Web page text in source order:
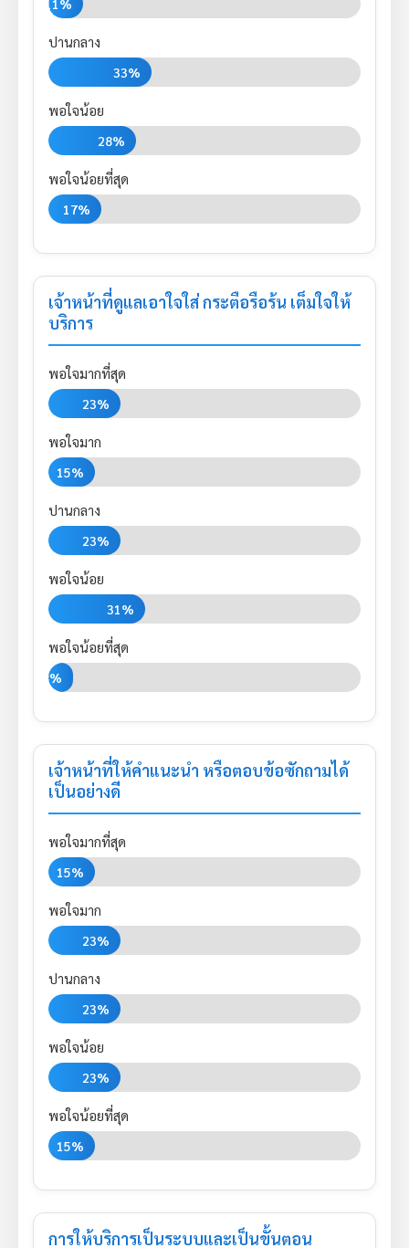
11%
ปานกลาง
33%
พอใจน้อย
28%
พอใจน้อยที่สุด
17%
เจ้าหน้าที่ดูแลเอาใจใส่ กระตือรือร้น เต็มใจให้
บริการ
พอใจมากที่สุด
23%
พอใจมาก
15%
ปานกลาง
23%
พอใจน้อย
31%
พอใจน้อยที่สุด
8%
เจ้าหน้าที่ให้คำแนะนำ หรือตอบข้อซักถามได้
เป็นอย่างดี
พอใจมากที่สุด
15%
พอใจมาก
23%
ปานกลาง
23%
พอใจน้อย
23%
พอใจน้อยที่สุด
15%
การให้บริการเป็นระบบและเป็นขั้นตอน